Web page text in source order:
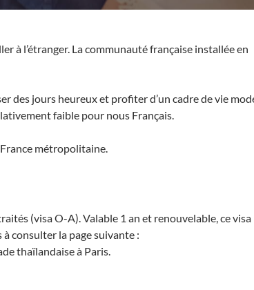
à l’étranger. La communauté française installée en
des jours heureux et profiter d’un cadre de vie
faible pour nous Français.
métropolitaine.
(visa O-A). Valable 1 an et renouvelable, ce visa
consulter la page suivante :
thaïlandaise à Paris.